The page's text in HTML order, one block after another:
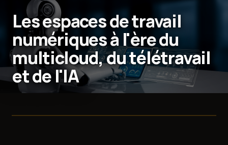
Les espaces de travail
numériques à l'ère du
multicloud, du télétravail
et de l'IA